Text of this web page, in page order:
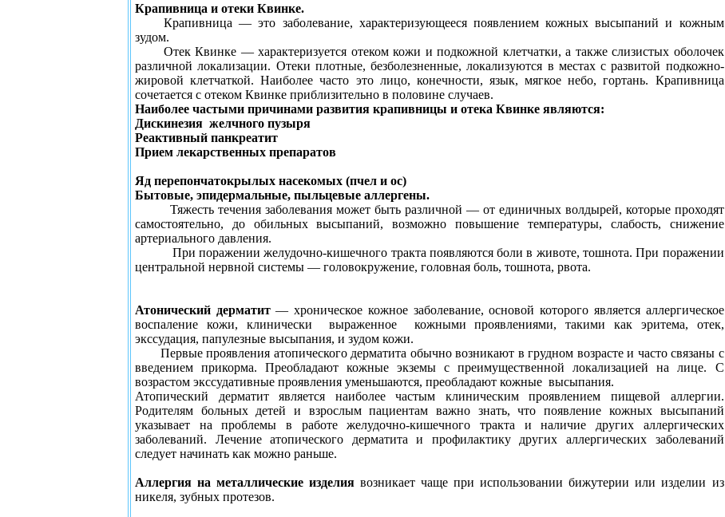
Крапивница и отеки Квинке.
Крапивница — это заболевание, характеризующееся появлением кожных высыпаний и кожным
зудом.
Отек Квинке — характеризуется отеком кожи и подкожной клетчатки, а также слизистых оболочек
различной локализации. Отеки плотные, безболезненные, локализуются в местах с развитой подкожно-
жировой клетчаткой. Наиболее часто это лицо, конечности, язык, мягкое небо, гортань. Крапивница
сочетается с отеком Квинке приблизительно в половине случаев.
Наиболее частыми причинами развития крапивницы и отека Квинке являются:
Дискинезия желчного пузыря
Реактивный панкреатит
Прием лекарственных препаратов
Яд перепончатокрылых насекомых (пчел и ос)
Бытовые, эпидермальные, пыльцевые аллергены.
Тяжесть течения заболевания может быть различной — от единичных волдырей, которые проходят
самостоятельно, до обильных высыпаний, возможно повышение температуры, слабость, снижение
артериального давления.
При поражении желудочно-кишечного тракта появляются боли в животе, тошнота. При поражении
центральной нервной системы — головокружение, головная боль, тошнота, рвота.
Атонический дерматит— хроническое кожное заболевание, основой которого является аллергическое
воспаление кожи, клинически
выраженное
кожными проявлениями, такими как эритема, отек,
экссудация, папулезные высыпания, и зудом кожи.
Первые проявления атопического дерматита обычно возникают в грудном возрасте и часто связаны с
введением прикорма. Преобладают кожные экземы с преимущественной локализацией на лице. С
возрастом экссудативные проявления уменьшаются, преобладают кожные высыпания.
Атопический дерматит является наиболее частым клиническим проявлением пищевой аллергии.
Родителям больных детей и взрослым пациентам важно знать, что появление кожных высыпаний
указывает на проблемы в работе желудочно-кишечного тракта и наличие других аллергических
заболеваний. Лечение атопического дерматита и профилактику других аллергических заболеваний
следует начинать как можно раньше.
Аллергия на металлические изделия возникает чаще при использовании бижутерии или изделии из
никеля, зубных протезов.